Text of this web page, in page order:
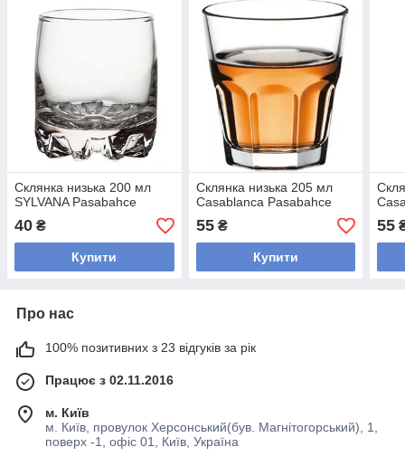
Склянка низька 200 мл
SYLVANA Pasabahce
40 ₴
Купити
Склянка низька 205 мл
Casablanca Pasabahce
55₴
Купити
55
Про нас
100% позитивних з 23 відгуків за рік
Працює з 02.11.2016
м. Київ
м. Київ, провулок Херсонський(був. Магнітогорський), 1,
поверх -1, офіс 01, Київ, Україна